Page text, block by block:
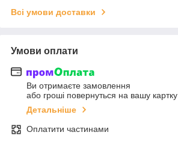
Всі умови доставки
Умови оплати
Ви отримаєте замовлення
або гроші повернуться на вашу картку
Детальніше
Оплатити частинами